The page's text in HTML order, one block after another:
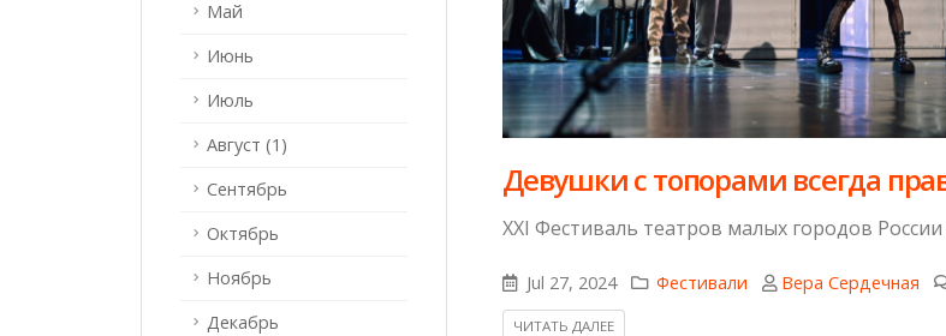
Май
Июнь
Июль
Август (1)
Сентябрь
Октябрь
Ноябрь
Декабрь
Девушки с топорами всегда
XXI Фестиваль театров малых городов
Jul 27, 2024 Фестивали Вера Сердечная
ЧИТАТЬ ДАЛЕЕ